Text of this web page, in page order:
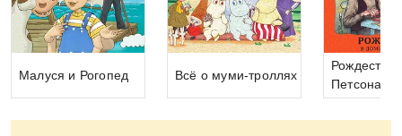
Малуся и Рогопед Всё о муми-троллях
Рождество
Петсона